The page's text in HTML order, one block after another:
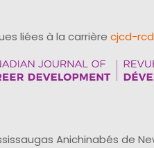
liées à la carrière cjcd-
Anichinabés de